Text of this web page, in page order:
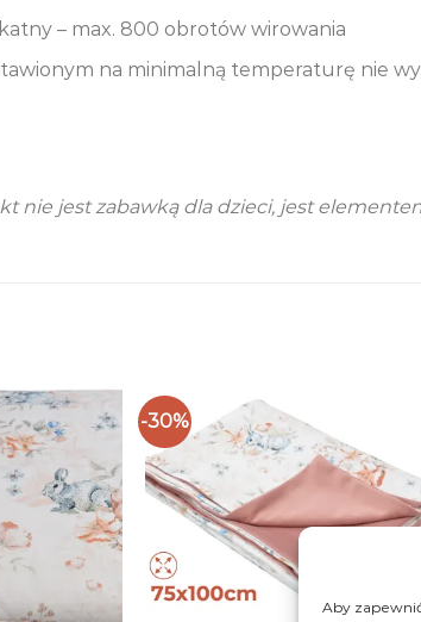
Aby
– max. 800 obrotów wirowania
na minimalną temperaturę nie
nie jest zabawką dla dzieci, jest
-30%